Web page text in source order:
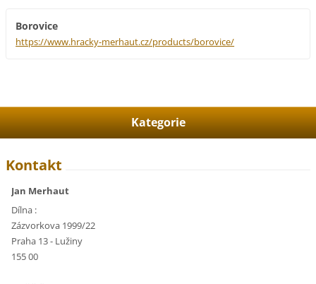
Borovice
https://www.hracky-merhaut.cz/products/borovice/
Kategorie
Kontakt
Jan Merhaut
Dílna :
Zázvorkova 1999/22
Praha 13 - Lužiny
155 00